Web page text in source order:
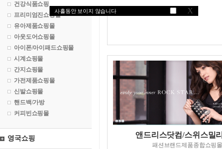
사흘동안 보이지 않습니다 X
건강식품쇼핑몰
프리미엄진쇼핑몰
유아제품쇼핑몰
아웃도어쇼핑몰
아이폰/아이패드쇼핑몰
시계쇼핑몰
간지쇼핑몰
가전제품쇼핑몰
신발쇼핑몰
핸드백/가방
커피빈쇼핑몰
영국쇼핑 앤드리스닷컴/스위스밀
패션브랜드제품종합쇼핑